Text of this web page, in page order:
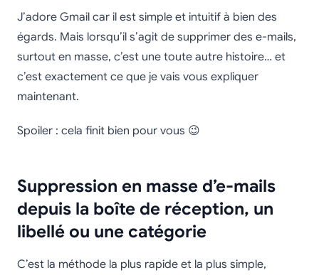
Comment supprimer
massivement des e-
mails sur Gmail
efficacement
J’adore Gmail car il est simple et intuitif à bien des
égards. Mais lorsqu’il s’agit de supprimer des e-mails,
surtout en masse, c’est une toute autre histoire… et
c’est exactement ce que je vais vous expliquer
maintenant.
Spoiler : cela finit bien pour vous 😉
Suppression en masse d’e-mails
depuis la boîte de réception, un
libellé ou une catégorie
C’est la méthode la plus rapide et la plus simple,